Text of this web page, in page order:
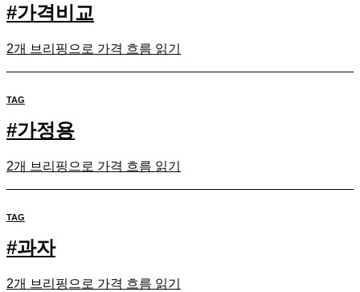
#가격비교
2개 브리핑으로 가격 흐름 읽기
TAG
#가정용
2개 브리핑으로 가격 흐름 읽기
TAG
#과자
2개 브리핑으로 가격 흐름 읽기